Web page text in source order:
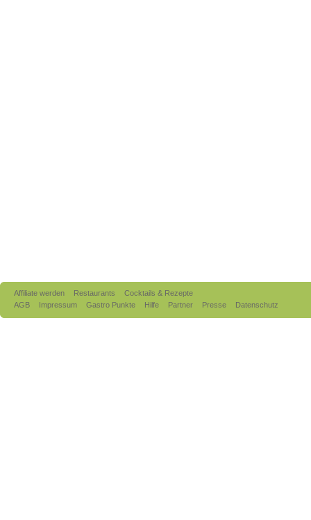
Affiliate werden Restaurants
Cocktails & Rezepte
AGB
Impressum Gastro Punkte Hilfe Partner Presse Datenschutz